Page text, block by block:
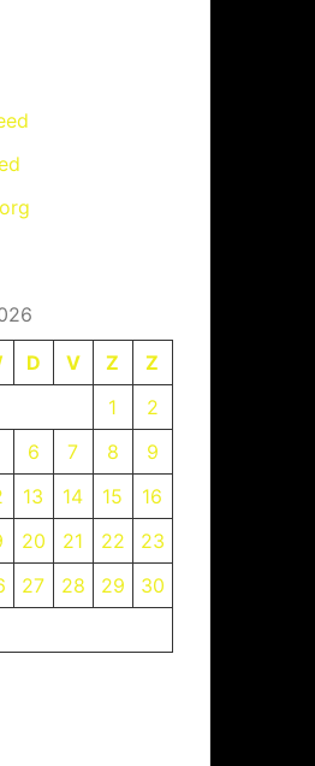
D V Z
Z
1
2
6 7 8
9
13 14 15
16
20 21 22
23
27 28 29
30